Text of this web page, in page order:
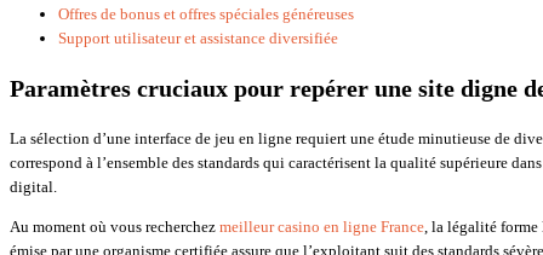
Offres de bonus et offres spéciales généreuses
Support utilisateur et assistance diversifiée
Paramètres cruciaux pour repérer une site digne
La sélection d’une interface de jeu en ligne requiert une étude minutieuse de
correspond à l’ensemble des standards qui caractérisent la qualité supérieure
digital.
Au moment où vous recherchez meilleur casino en ligne France, la légalité
émise par une organisme certifiée assure que l’exploitant suit des standards